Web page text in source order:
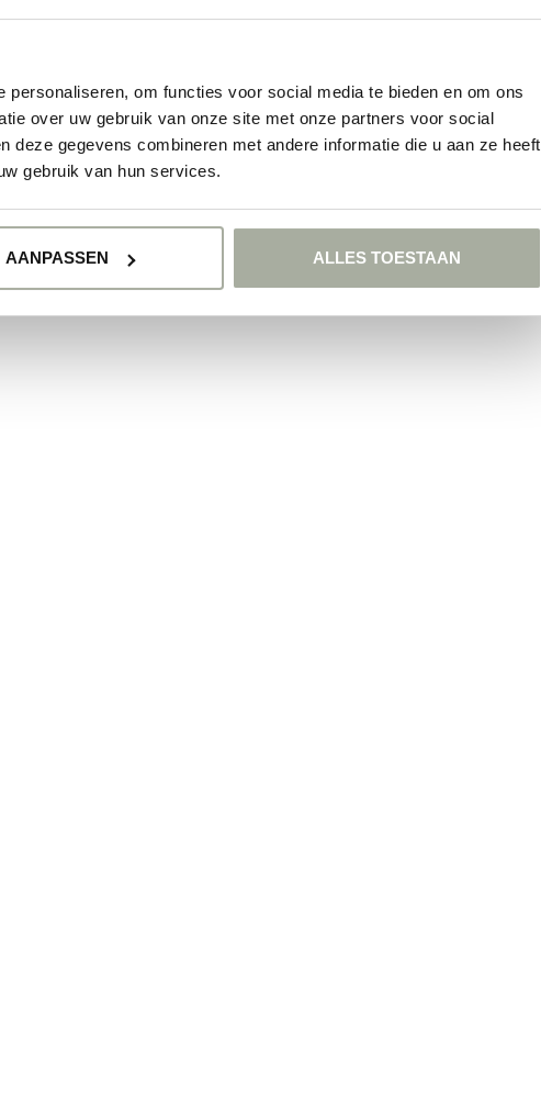
om functies voor social media te bieden en om ons
over uw gebruik van onze site met onze partners voor social
deze gegevens combineren met andere informatie die u aan ze heeft
gebruik van hun services.
AANPASSEN ALLES TOESTAAN